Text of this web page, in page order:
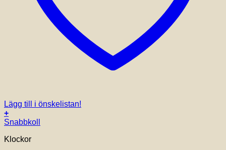
Lägg till i önskelistan!
+
Snabbkoll
Klockor